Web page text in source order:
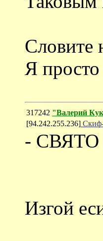
Словите
Я
317242 "Валерий
[94.242.255.236]
-
Изгой